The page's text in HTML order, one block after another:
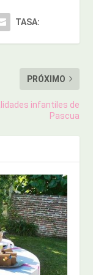
TASA:
PRÓXIMO
infantiles de
Pascua